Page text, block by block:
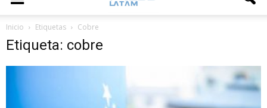
Inicio Etiquetas Cobre
Etiqueta: cobre